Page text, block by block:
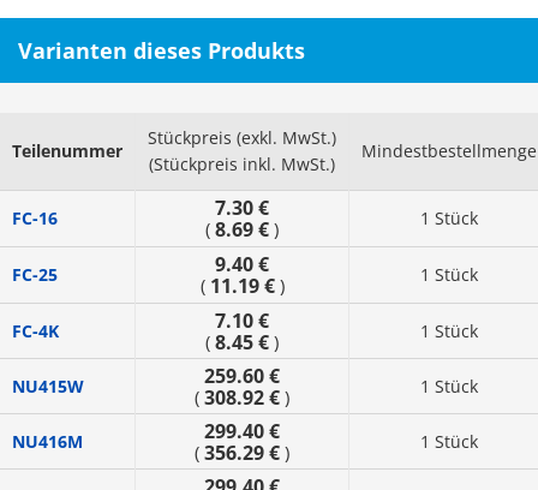
Varianten dieses Produkts
Teilenummer
Stückpreis (exkl. MwSt.)
(Stückpreis inkl. MwSt.)
Mindestbestellmenge
FC-16 7.30 €
( 8.69 € ) 1 Stück
FC-25 9.40 €
( 11.19 €) 1 Stück
FC-4K 7.10 €
( 8.45 € ) 1 Stück
NU415W 259.60 €
( 308.92 € ) 1 Stück
NU416M 299.40 €
( 356.29 € ) 1 Stück